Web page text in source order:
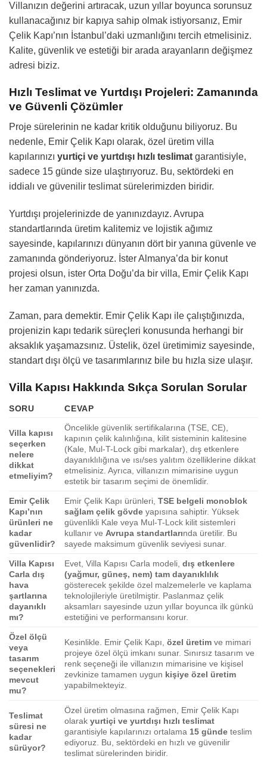
Villanızın değerini artıracak, uzun yıllar boyunca sorunsuz
kullanacağınız bir kapıya sahip olmak istiyorsanız, Emir
Çelik Kapı’nın İstanbul’daki uzmanlığını tercih etmelisiniz.
Kalite, güvenlik ve estetiği bir arada arayanların değişmez
adresi biziz.
Hızlı Teslimat ve Yurtdışı Projeleri: Zamanında
ve Güvenli Çözümler
Proje sürelerinin ne kadar kritik olduğunu biliyoruz. Bu
nedenle, Emir Çelik Kapı olarak, özel üretim villa
kapılarınızı yurtiçi ve yurtdışı hızlı teslimat garantisiyle,
sadece 15 günde size ulaştırıyoruz. Bu, sektördeki en
iddialı ve güvenilir teslimat sürelerimizden biridir.
Yurtdışı projelerinizde de yanınızdayız. Avrupa
standartlarında üretim kalitemiz ve lojistik ağımız
sayesinde, kapılarınızı dünyanın dört bir yanına güvenle ve
zamanında gönderiyoruz. İster Almanya’da bir konut
projesi olsun, ister Orta Doğu’da bir villa, Emir Çelik Kapı
her zaman yanınızda.
Zaman, para demektir. Emir Çelik Kapı ile çalıştığınızda,
projenizin kapı tedarik süreçleri konusunda herhangi bir
aksaklık yaşamazsınız. Üstelik, özel üretimimiz sayesinde,
standart dışı ölçü ve tasarımlarınız bile bu hızla size ulaşır.
Villa Kapısı Hakkında Sıkça Sorulan Sorular
SORU CEVAP
Villa kapısı
seçerken
nelere
dikkat
etmeliyim?
Öncelikle güvenlik sertifikalarına (TSE, CE),
kapının çelik kalınlığına, kilit sisteminin kalitesine
(Kale, Mul-T-Lock gibi markalar), dış etkenlere
dayanıklılığına ve ısı/ses yalıtım özelliklerine dikkat
etmelisiniz. Ayrıca, villanızın mimarisine uygun
estetik bir tasarım seçimi de önemlidir.
Emir Çelik
Kapı’nın
ürünleri ne
kadar
güvenlidir?
Emir Çelik Kapı ürünleri,TSE belgeli monoblok
sağlam çelik gövde yapısına sahiptir. Yüksek
güvenlikli Kale veya Mul-T-Lock kilit sistemleri
kullanır veAvrupa standartlarında üretilir. Bu
sayede maksimum güvenlik seviyesi sunar.
Villa Kapısı
Carla dış
hava
şartlarına
dayanıklı
mı?
Evet, Villa Kapısı Carla modeli,dış etkenlere
(yağmur, güneş, nem) tam dayanıklılık
gösterecek şekilde özel malzemelerle ve kaplama
teknolojileriyle üretilmiştir. Paslanmaz çelik
aksamları sayesinde uzun yıllar boyunca ilk günkü
estetiğini ve performansını korur.
Özel ölçü
veya
tasarım
seçenekleri
mevcut
mu?
Kesinlikle. Emir Çelik Kapı,özel üretim ve mimari
projeye özel ölçü imkanı sunar. Sınırsız tasarım ve
renk seçeneği ile villanızın mimarisine ve kişisel
zevkinize tamamen uygun kişiye özel üretim
yapabilmekteyiz.
Teslimat
süresi ne
kadar
sürüyor?
Özel üretim olmasına rağmen, Emir Çelik Kapı
olarakyurtiçi ve yurtdışı hızlı teslimat
garantisiyle kapılarınızı ortalama 15 günde teslim
ediyoruz. Bu, sektördeki en hızlı ve güvenilir
teslimat sürelerinden biridir.